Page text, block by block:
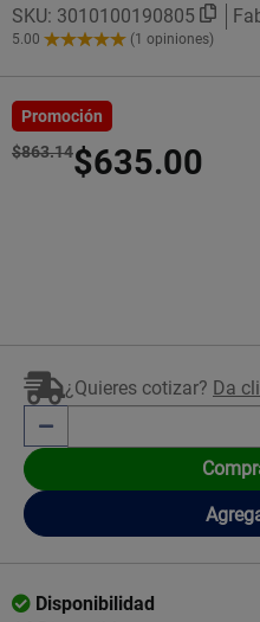
SKU: 3010100190805
5.00
5.00
Estrellas!
(1 opiniones)
Promoción
$863.14$635.00
¿Quieres cotizar? Da
Añadir
Disponibilidad